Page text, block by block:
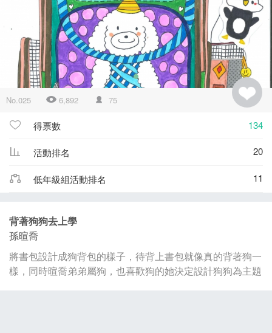
No.025 6,892 75
得票數 134
活動排名 20
低年級組活動排名 11
背著狗狗去上學
孫暄喬
將書包設計成狗背包的樣子，待背上書包就像真的背著狗一
樣，同時暄喬弟弟屬狗，也喜歡狗的她決定設計狗狗為主題